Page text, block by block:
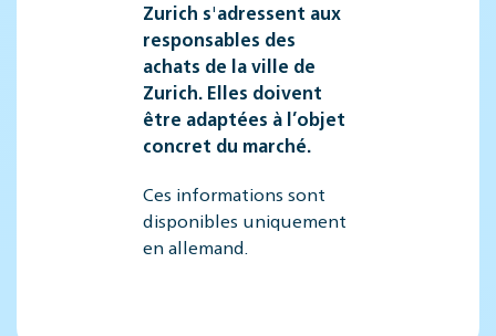
Zurich s'adressent aux
responsables des
achats de la ville de
Zurich. Elles doivent
être adaptées à l’objet
concret du marché.
Ces informations sont
disponibles uniquement
en allemand.